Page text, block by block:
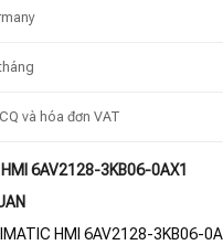
và hóa đơn VAT
6AV2128-3KB06-0AX1
HMI 6AV2128-3KB06-